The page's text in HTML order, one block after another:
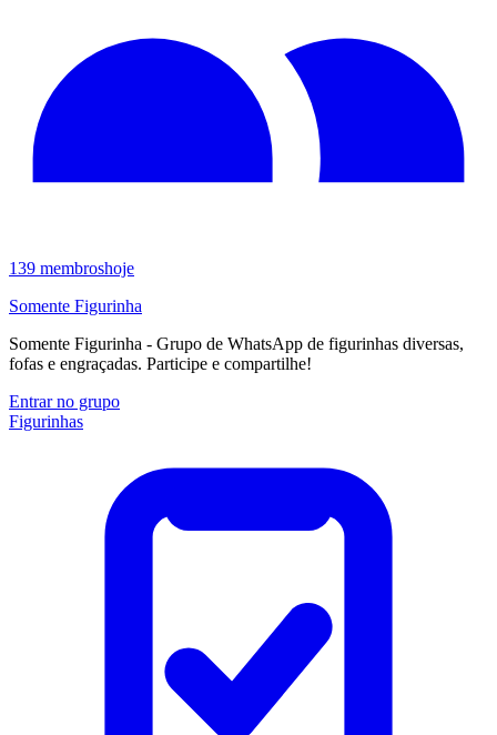
139 membroshoje
Somente Figurinha
Somente Figurinha - Grupo de WhatsApp de figurinhas diversas,
fofas e engraçadas. Participe e compartilhe!
Entrar no grupo
Figurinhas